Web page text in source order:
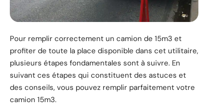
Pour remplir correctement un camion de 15m3 et
profiter de toute la place disponible dans cet utilitaire,
plusieurs étapes fondamentales sont à suivre. En
suivant ces étapes qui constituent des astuces et
des conseils, vous pouvez remplir parfaitement votre
camion 15m3.